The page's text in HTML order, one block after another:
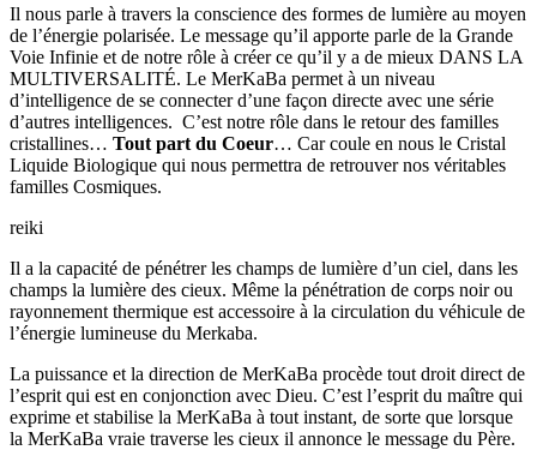
Il nous parle à travers la conscience des formes de lumière au moyen
de l’énergie polarisée. Le message qu’il apporte parle de la Grande
Voie Infinie et de notre rôle à créer ce qu’il y a de mieux DANS LA
MULTIVERSALITÉ. Le MerKaBa permet à un niveau
d’intelligence de se connecter d’une façon directe avec une série
d’autres intelligences. C’est notre rôle dans le retour des familles
cristallines… Tout part du Coeur… Car coule en nous le Cristal
Liquide Biologique qui nous permettra de retrouver nos véritables
familles Cosmiques.
reiki
Il a la capacité de pénétrer les champs de lumière d’un ciel, dans les
champs la lumière des cieux. Même la pénétration de corps noir ou
rayonnement thermique est accessoire à la circulation du véhicule de
l’énergie lumineuse du Merkaba.
La puissance et la direction de MerKaBa procède tout droit direct de
l’esprit qui est en conjonction avec Dieu. C’est l’esprit du maître qui
exprime et stabilise la MerKaBa à tout instant, de sorte que lorsque
la MerKaBa vraie traverse les cieux il annonce le message du Père.